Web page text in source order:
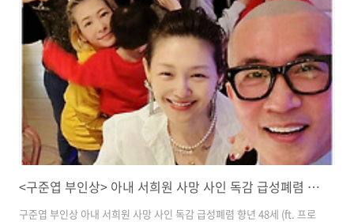
수 소혜륜의 콘서트에서 처음 만나 연인으로 발전했지만 1년 뒤 이별했
고 서희원이은 2011년 왕소비와 결혼해 슬하에 1남 1녀를 뒀지만 지난
2021년 이혼했다. 이후 구준엽과 서희원은 20년 만에 연락이 닿았고..
<구준엽 부인상> 아내 서희원 사망 사인 독감 급성폐렴 향년 48세
구준엽 부인상 아내 서희원 사망 사인 독감 급성폐렴 향년 48세 (ft. 프로